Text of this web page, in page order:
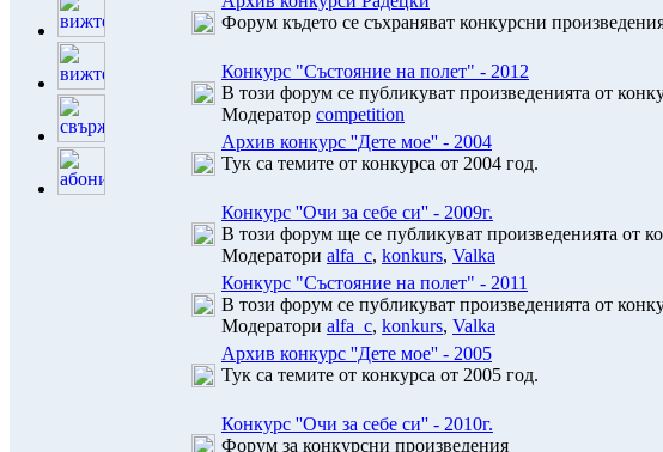
Форум където се съхраняват конкурсни
Конкурс "Състояние на полет" - 2012
В този форум се публикуват произведенията от
Модератор competition
Архив конкурс ''Дете мое'' - 2004
Тук са темите от конкурса от 2004 год.
Конкурс ''Очи за себе си'' - 2009г.
В този форум ще се публикуват произведенията от
Модератори alfa_c, konkurs, Valka
Конкурс "Състояние на полет" - 2011
В този форум се публикуват произведенията от
Модератори alfa_c, konkurs, Valka
Архив конкурс ''Дете мое'' - 2005
Тук са темите от конкурса от 2005 год.
Конкурс ''Очи за себе си'' - 2010г.
Форум за конкурсни произведения